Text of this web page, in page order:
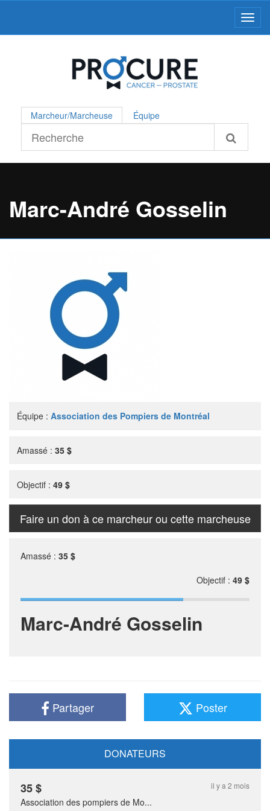
Marcheur/Marcheuse Équipe
Marc-André Gosselin
Équipe :Association des Pompiers de Montréal
Amassé :35 $
Objectif :49 $
Faire un don à ce marcheur ou cette marcheuse
Amassé : 35 $
Objectif : 49 $
Marc-André Gosselin
Partager Poster
DONATEURS
il y a 2 mois
35$
Association des pompiers de Mo...